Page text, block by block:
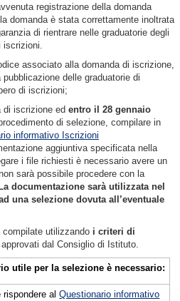
registrazione della domanda
domanda è stata correttamente inoltrata
di rientrare nelle graduatorie degli
associato alla domanda di iscrizione,
delle graduatorie di
di iscrizioni;
di iscrizione edentro il 28 gennaio
di selezione, compilare in
informativo Iscrizioni
aggiuntiva specificata nella
i file richiesti è necessario avere un
sarà possibile procedere con la
La documentazione sarà utilizzata nel
una selezione dovuta all’eventuale
compilate utilizzando i criteri di
approvati dal Consiglio di Istituto.
utile per la selezione è necessario:
rispondere alQuestionario informativo